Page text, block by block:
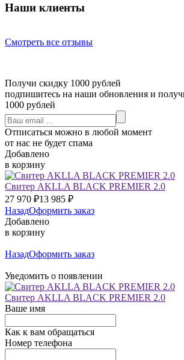
Наши клиенты
Смотреть все отзывы
Получи скидку 1000 рублей
подпишитесь на наши обновления и
1000 рублей
Отписаться можно в любой момент
от нас не будет спама
Добавлено
в корзину
Свитер AKLLA BLACK PREMIER 2.0
27 970 ₽13 985 ₽
НазадОформить заказ
Добавлено
в корзину
НазадОформить заказ
Уведомить о появлении
Свитер AKLLA BLACK PREMIER 2.0
Ваше имя
Как к вам обращаться
Номер телефона